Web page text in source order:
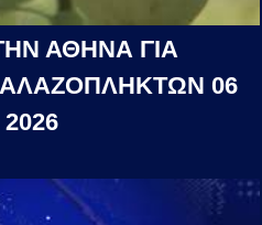
ΑΘΗΝΑ ΓΙΑ
06
2026